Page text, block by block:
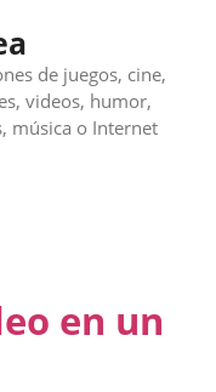
de juegos, cine,
videos, humor,
música o Internet
en un